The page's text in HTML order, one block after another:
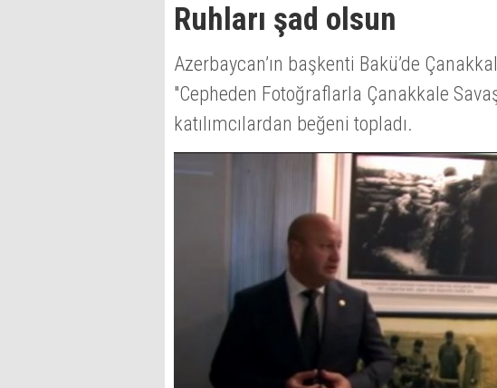
Ruhları şad olsun
Azerbaycan’ın başkenti Bakü’de
"Cepheden Fotoğraflarla Çanakkale
katılımcılardan beğeni topladı.